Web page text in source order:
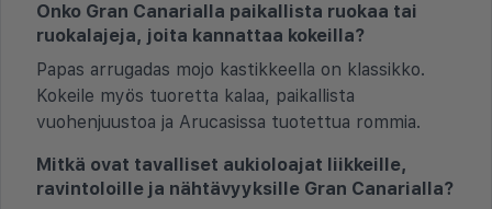
Onko Gran Canarialla paikallista ruokaa tai
ruokalajeja, joita kannattaa kokeilla?
Papas arrugadas mojo kastikkeella on klassikko.
Kokeile myös tuoretta kalaa, paikallista
vuohenjuustoa ja Arucasissa tuotettua rommia.
Mitkä ovat tavalliset aukioloajat liikkeille,
ravintoloille ja nähtävyyksille Gran Canarialla?